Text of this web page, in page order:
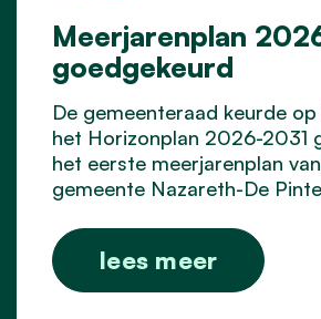
Meerjarenplan
goedgekeurd
De gemeenteraad keurde
het Horizonplan 2026-2031
het eerste meerjarenplan
gemeente Nazareth-De
lees meer